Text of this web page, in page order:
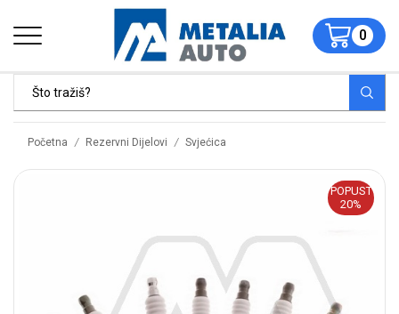
0
Početna / Rezervni Dijelovi / Svjećica
POPUST
20%